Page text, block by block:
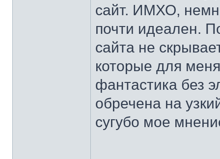
сайт. ИМХО,
почти идеален.
сайта не
которые для
фантастика без
обречена на
сугубо мое